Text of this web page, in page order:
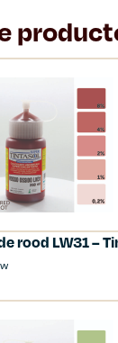
rood LW31 –